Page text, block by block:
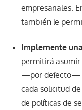
empresariales.
también le
Implemente
permitirá asumir
—por defecto—
cada solicitud
de políticas de